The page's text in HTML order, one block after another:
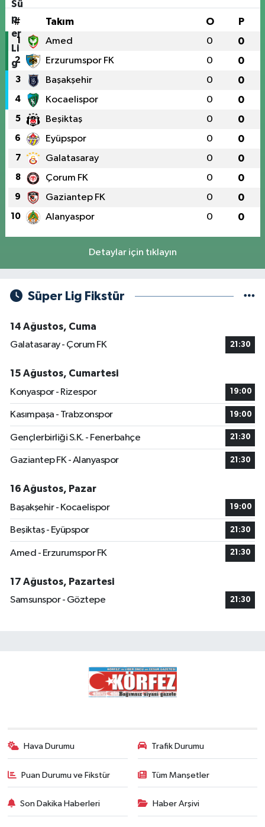
# Takım O P
1 Amed 0 0
2 Erzurumspor FK 0 0
3 Başakşehir 0 0
4 Kocaelispor 0 0
5 Beşiktaş 0 0
6 Eyüpspor 0 0
7 Galatasaray 0 0
8 Çorum FK 0 0
9 Gaziantep FK 0 0
10 Alanyaspor 0 0
Detaylar için tıklayın
Süper Lig Fikstür
14 Ağustos, Cuma
Galatasaray - Çorum FK
21:30
15 Ağustos, Cumartesi
Konyaspor - Rizespor
19:00
Kasımpaşa - Trabzonspor 19:00
Gençlerbirliği S.K. - Fenerbahçe 21:30
Gaziantep FK - Alanyaspor 21:30
16 Ağustos, Pazar
Başakşehir - Kocaelispor
19:00
Beşiktaş - Eyüpspor 21:30
Amed - Erzurumspor FK 21:30
17 Ağustos, Pazartesi
Samsunspor - Göztepe
21:30
Hava Durumu Trafik Durumu
Puan Durumu ve Fikstür Tüm Manşetler
Son Dakika Haberleri Haber Arşivi